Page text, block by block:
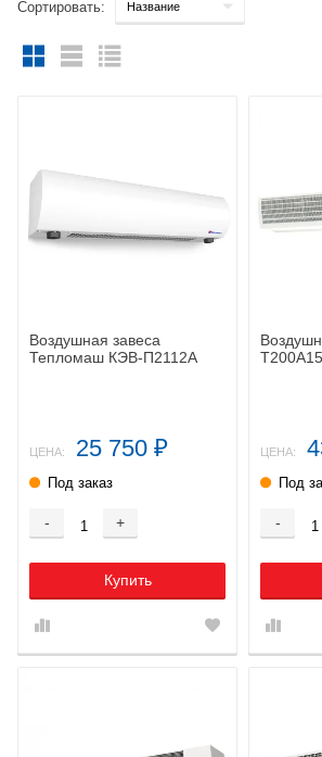
Сортировать:
Воздушная завеса
Тепломаш КЭВ-П2112А
ЦЕНА: 25 750 ₽
Под заказ
- +
Купить
Т200А15
ЦЕНА:
Под
-